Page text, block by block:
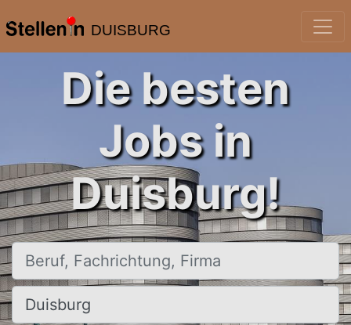
DUISBURG
Die besten
Jobs in
Duisburg!
Beruf, Fachrichtung, Firma
Ort, Stadt